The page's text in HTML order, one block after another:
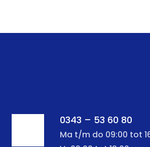
0343 – 53 60 80
Ma t/m do 09:00 tot